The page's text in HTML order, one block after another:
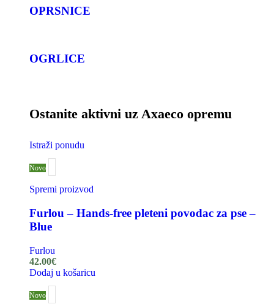
OPRSNICE
OGRLICE
Ostanite aktivni uz Axaeco opremu
Istraži ponudu
Novo
Spremi proizvod
Furlou – Hands-free pleteni povodac za pse –
Blue
Furlou
42.00€
Dodaj u košaricu
Novo